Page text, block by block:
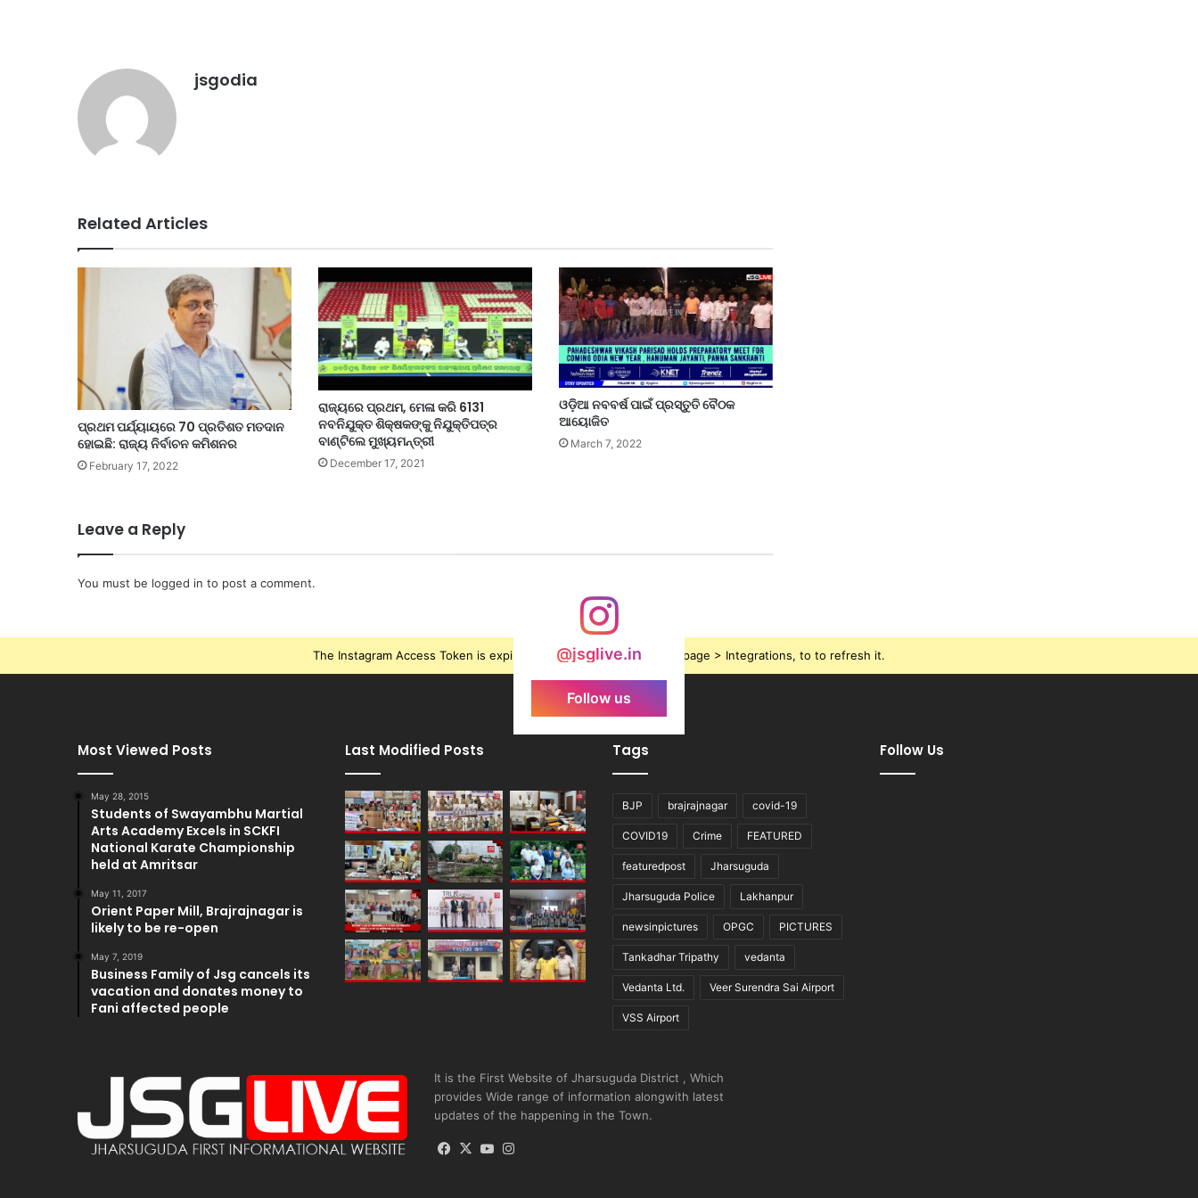
jsgodia
Related Articles
ପ୍ରଥମ ପର୍ଯ୍ୟାୟରେ 70 ପ୍ରତିଶତ ମତଦାନ
ହୋଇଛି: ରାଜ୍ୟ ନିର୍ବାଚନ କମିଶନର
February 17, 2022
ରାଜ୍ୟରେ ପ୍ରଥମ, ମେଳା କରି 6131
ନବନିଯୁକ୍ତ ଶିକ୍ଷକଙ୍କୁ ନିଯୁକ୍ତିପତ୍ର
ବାଣ୍ଟିଲେ ମୁଖ୍ୟମନ୍ତ୍ରୀ
December 17, 2021
ଓଡ଼ିଆ ନବବର୍ଷ ପାଇଁ ପ୍ରସ୍ତୁତି ବୈଠକ
ଆୟୋଜିତ
March 7, 2022
Leave a Reply
You must be logged in to post a comment.
@jsglive.in
Follow us
The Instagram Access Token is expired, Go to the Theme options page > Integrations, to to refresh it.
Most Viewed Posts
May 28, 2015
Students of Swayambhu Martial
Arts Academy Excels in SCKFI
National Karate Championship
held at Amritsar
May 11, 2017
Orient Paper Mill, Brajrajnagar is
likely to be re-open
May 7, 2019
Business Family of Jsg cancels its
vacation and donates money to
Fani affected people
Last Modified Posts Tags
BJP brajrajnagar covid-19
COVID19 Crime FEATURED
featuredpost Jharsuguda
Jharsuguda Police Lakhanpur
newsinpictures OPGC PICTURES
Tankadhar Tripathy vedanta
Vedanta Ltd. Veer Surendra Sai Airport
VSS Airport
Follow Us
It is the First Website of Jharsuguda District , Which
provides Wide range of information alongwith latest
updates of the happening in the Town.
Facebook
X YouTube